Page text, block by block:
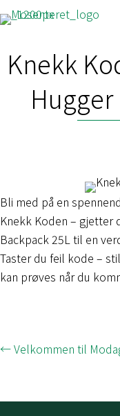
Knekk
Bli med på en
Knekk Koden – gjetter
Backpack 25L til en
Taster du feil kode –
kan prøves når du
Posts
← Velkommen til